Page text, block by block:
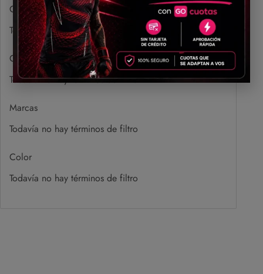
Categorías
Todavía no hay términos de filtro
Genero
Todavía no hay términos de filtro
Marcas
Todavía no hay términos de filtro
Color
Todavía no hay términos de filtro